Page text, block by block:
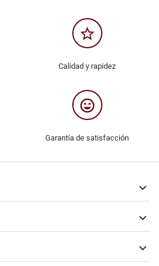
star_border
Calidad y rapidez
sentiment_very_satisfied
Garantía de satisfacción


